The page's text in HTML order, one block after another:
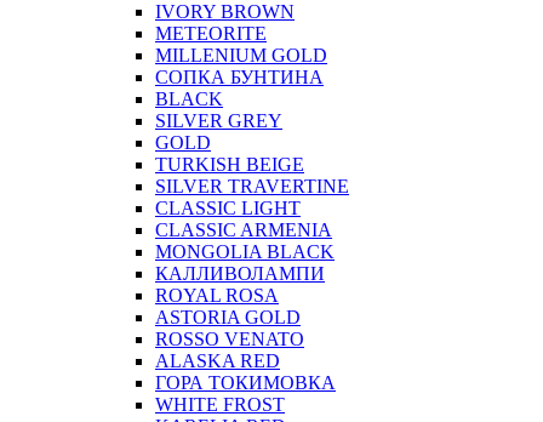
IVORY BROWN
METEORITE
MILLENIUM GOLD
СОПКА БУНТИНА
BLACK
SILVER GREY
GOLD
TURKISH BEIGE
SILVER TRAVERTINE
CLASSIC LIGHT
CLASSIC ARMENIA
MONGOLIA BLACK
КАЛЛИВОЛАМПИ
ROYAL ROSA
ASTORIA GOLD
ROSSO VENATO
ALASKA RED
ГОРА ТОКИМОВКА
WHITE FROST